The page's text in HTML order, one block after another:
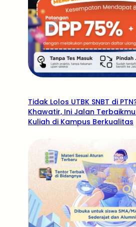
Tidak Lolos UTBK SNBT di
Khawatir, Ini Jalan
Kuliah di Kampus Berkualitas